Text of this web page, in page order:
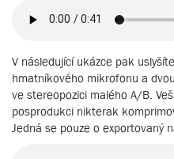
V následující ukázce pak
hmatníkového mikrofonu a
ve stereopozici malého A/B.
posprodukci nikterak
Jedná se pouze o exportovaný